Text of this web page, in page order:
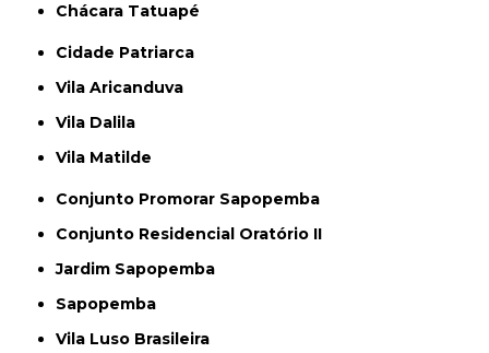
Chácara Tatuapé
Cidade Patriarca
Vila Aricanduva
Vila Dalila
Vila Matilde
Conjunto Promorar Sapopemba
Conjunto Residencial Oratório II
Jardim Sapopemba
Sapopemba
Vila Luso Brasileira